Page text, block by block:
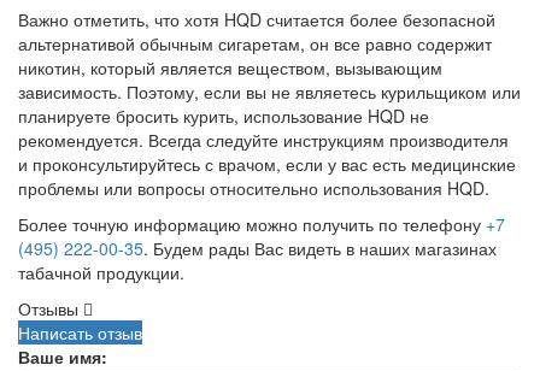
Важно отметить, что хотя HQD считается более безопасной
альтернативой обычным сигаретам, он все равно содержит
никотин, который является веществом, вызывающим
зависимость. Поэтому, если вы не являетесь курильщиком или
планируете бросить курить, использование HQD не
рекомендуется. Всегда следуйте инструкциям производителя
и проконсультируйтесь с врачом, если у вас есть медицинские
проблемы или вопросы относительно использования HQD.
Более точную информацию можно получить по телефону +7
(495) 222-00-35. Будем рады Вас видеть в наших магазинах
табачной продукции.
Отзывы
Написать отзыв
Ваше имя: